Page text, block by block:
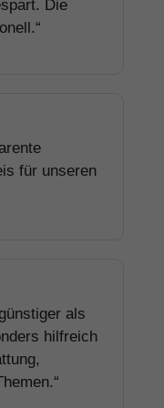
Die
für unseren
als
hilfreich